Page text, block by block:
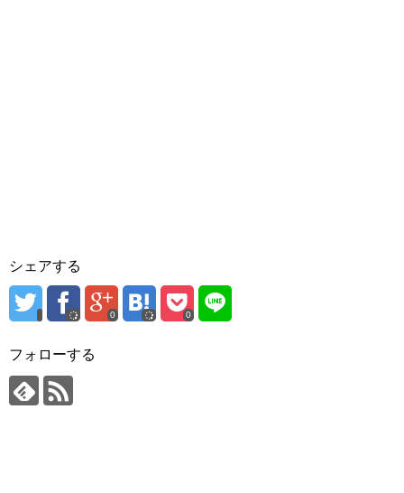
シェアする
0 0
フォローする